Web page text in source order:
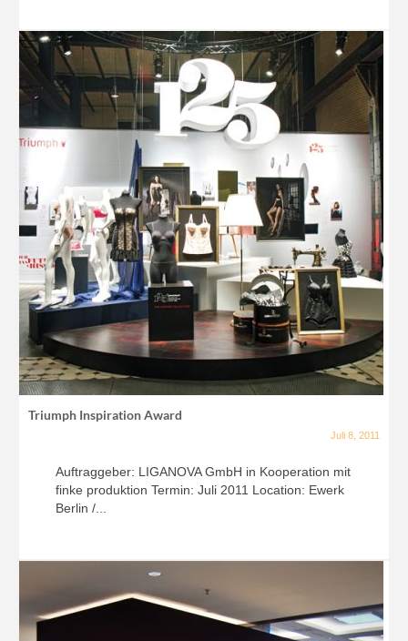
Triumph Inspiration Award
Juli 8, 2011
Auftraggeber: LIGANOVA GmbH in Kooperation mit
finke produktion Termin: Juli 2011 Location: Ewerk
Berlin /...